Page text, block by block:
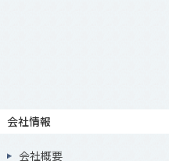
会社情報
会社概要